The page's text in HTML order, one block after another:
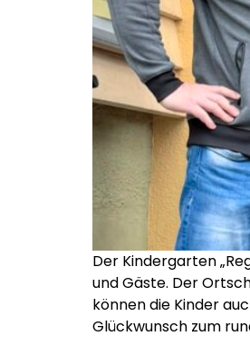
Der Kindergarten
und Gäste. Der
können die Kinder
Glückwunsch zum